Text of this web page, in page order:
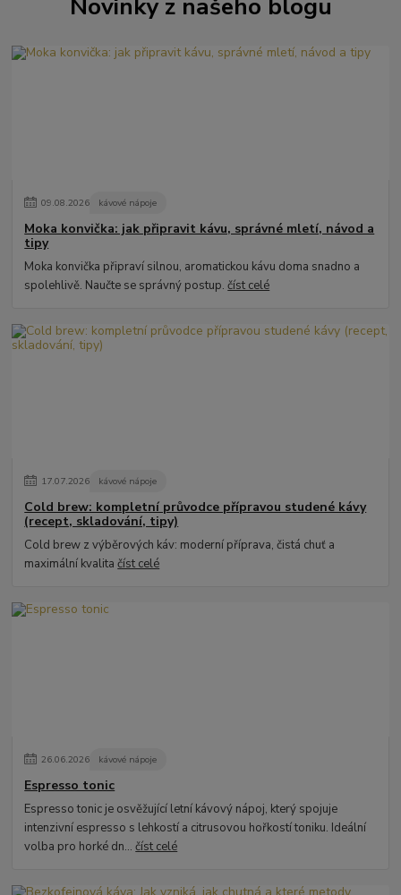
09.08.2026 kávové nápoje
Moka konvička: jak připravit kávu, správné mletí, návod a
tipy
Moka konvička připraví silnou, aromatickou kávu doma snadno a
spolehlivě. Naučte se správný postup.číst celé
17.07.2026 kávové nápoje
Cold brew: kompletní průvodce přípravou studené kávy
(recept, skladování, tipy)
Cold brew z výběrových káv: moderní příprava, čistá chuť a
maximální kvalitačíst celé
26.06.2026 kávové nápoje
Espresso tonic
Espresso tonic je osvěžující letní kávový nápoj, který spojuje
intenzivní espresso s lehkostí a citrusovou hořkostí toniku. Ideální
volba pro horké dn...číst celé